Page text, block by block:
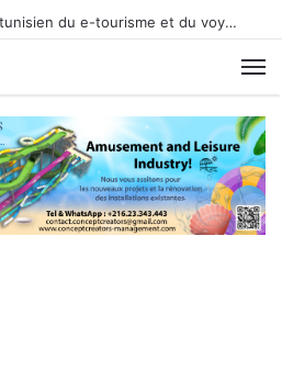
Tunisie Promo: leader tunisien du e-tourisme et du voyage sur mesure